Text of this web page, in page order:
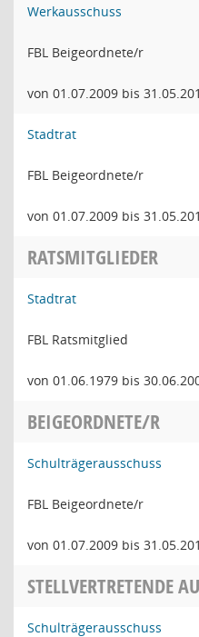
Werkausschuss
FBL Beigeordnete/r
von 01.07.2009 bis
Stadtrat
FBL Beigeordnete/r
von 01.07.2009 bis
RATSMITGLIEDER
Stadtrat
FBL Ratsmitglied
von 01.06.1979 bis
BEIGEORDNETE/R
Schulträgerausschuss
FBL Beigeordnete/r
von 01.07.2009 bis
STELLVERTRETENDE
Schulträgerausschuss